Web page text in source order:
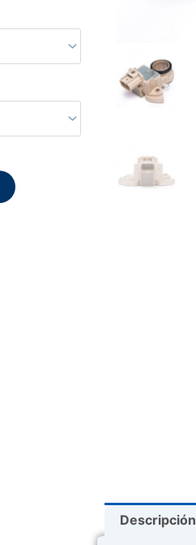
Descripción